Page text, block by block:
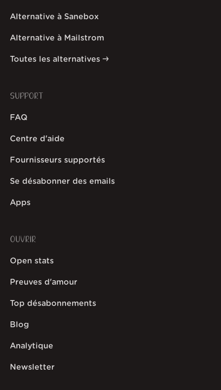
Alternative à Sanebox
Alternative à Mailstrom
Toutes les alternatives
SUPPORT
FAQ
Centre d'aide
Fournisseurs supportés
Se désabonner des emails
Apps
OUVRIR
Open stats
Preuves d'amour
Top désabonnements
Blog
Analytique
Newsletter